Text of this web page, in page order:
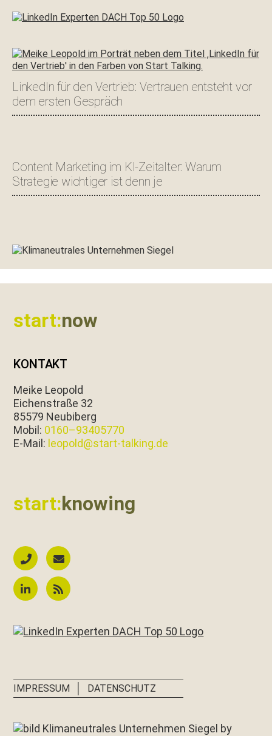
LinkedIn für den Vertrieb: Vertrauen entsteht vor
dem ersten Gespräch
Content Marketing im KI-Zeitalter: Warum
Strategie wichtiger ist denn je
start:now
KONTAKT
Meike Leopold
Eichen­straße 32
85579 Neubiberg
Mobil: 0160–93405770
E‑Mail: leopold@start-talking.de
start:knowing
IMPRESSUM DATENSCHUTZ